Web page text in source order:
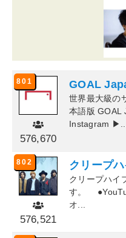
西山宏太
801
576,670
GOAL
世界最大級の
本語版 GOAL
Instagram ▶︎...
802
576,521
クリープ
クリープハイ
す。
オ...